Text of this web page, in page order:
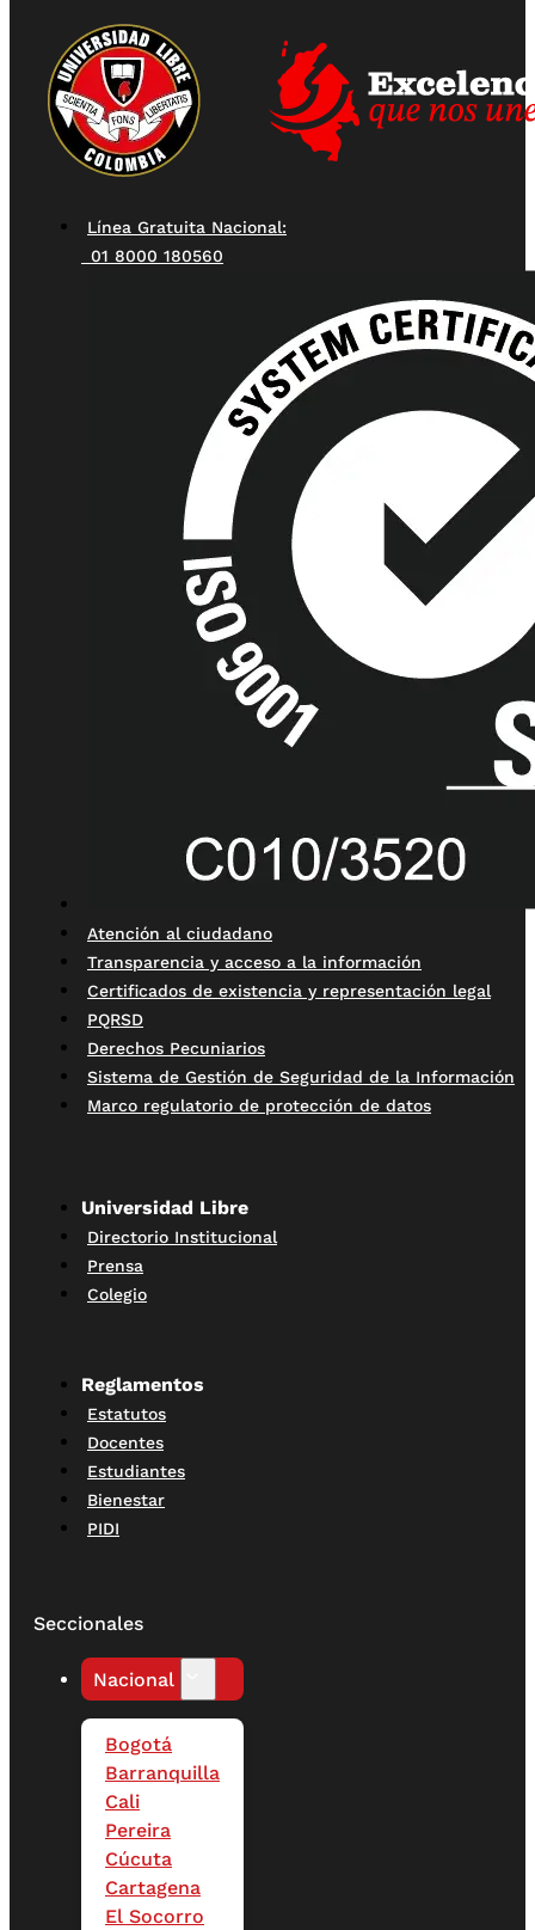
Línea Gratuita Nacional:
01 8000 180560
Atención al ciudadano
Transparencia y acceso a la información
Certificados de existencia y representación legal
PQRSD
Derechos Pecuniarios
Sistema de Gestión de Seguridad de la Información
Marco regulatorio de protección de datos
Universidad Libre
Directorio Institucional
Prensa
Colegio
Reglamentos
Estatutos
Docentes
Estudiantes
Bienestar
PIDI
Seccionales
Nacional
Bogotá
Barranquilla
Cali
Pereira
Cúcuta
Cartagena
El Socorro